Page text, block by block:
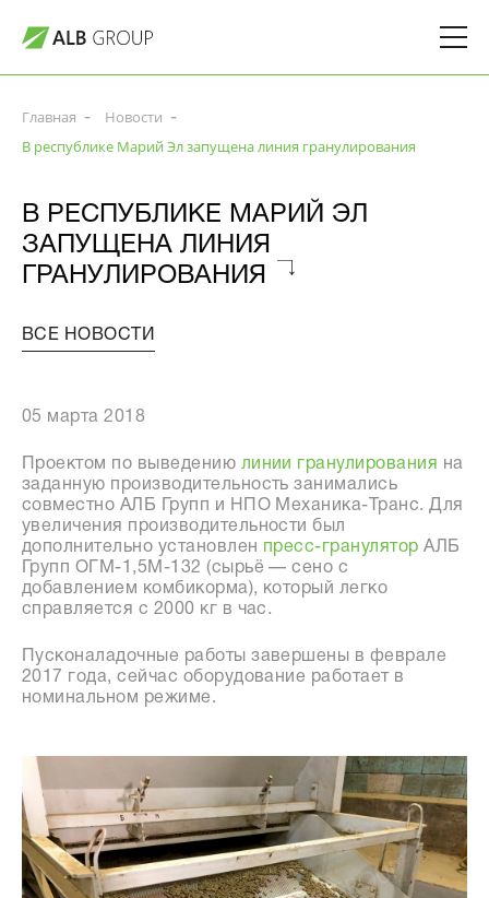
Главная
Новости
В республике Марий Эл запущена линия гранулирования
В РЕСПУБЛИКЕ МАРИЙ ЭЛ
ЗАПУЩЕНА ЛИНИЯ
ГРАНУЛИРОВАНИЯ
ВСЕ НОВОСТИ
05 марта 2018
Проектом по выведению линии гранулирования
на
заданную производительность занимались
совместно АЛБ Групп и НПО Механика-Транс. Для
увеличения производительности был
дополнительно установлен
пресс-гранулятор АЛБ
Групп ОГМ-1,5М-132 (сырьё — сено с
добавлением комбикорма), который легко
справляется с 2000 кг в час.
Пусконаладочные работы завершены в феврале
2017 года, сейчас оборудование работает в
номинальном режиме.